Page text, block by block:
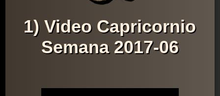
1) Video Capricornio
Semana 2017-06